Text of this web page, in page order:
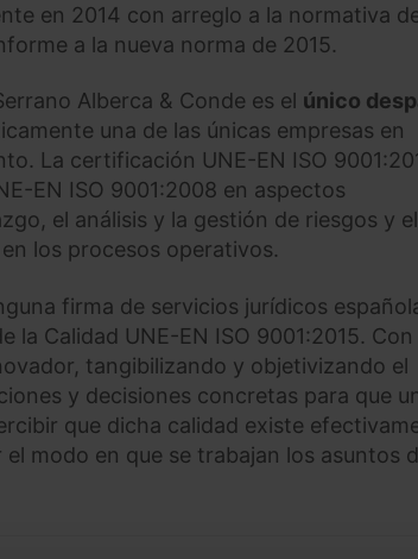
en 2014 con arreglo a la normativa
a la nueva norma de 2015.
Alberca & Conde es el único
una de las únicas empresas en
La certificación UNE-EN ISO
EN ISO 9001:2008 en aspectos
el análisis y la gestión de riesgos y el
los procesos operativos.
firma de servicios jurídicos
Calidad UNE-EN ISO 9001:2015. Con
tangibilizando y objetivizando el
y decisiones concretas para que
que dicha calidad existe
modo en que se trabajan los asuntos